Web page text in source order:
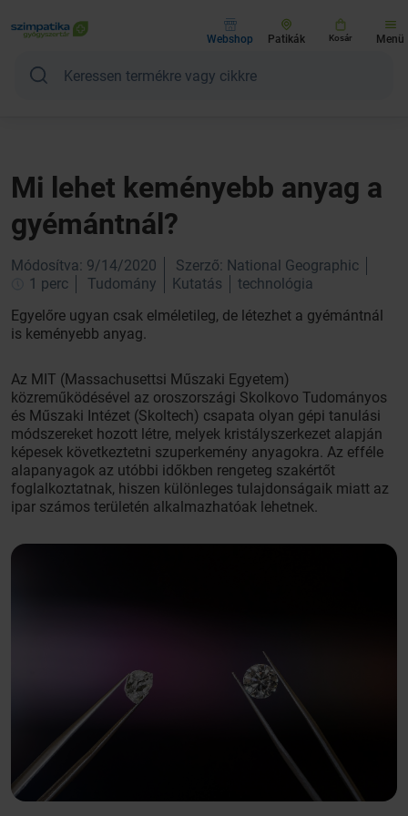
Webshop Patikák Kosár Menü
Mi lehet keményebb anyag a
gyémántnál?
Módosítva: 9/14/2020
Szerző: National Geographic
1 perc
Tudomány Kutatás
technológia
Egyelőre ugyan csak elméletileg, de létezhet a gyémántnál
is keményebb anyag.
Az MIT (Massachusettsi Műszaki Egyetem)
közreműködésével az oroszországi Skolkovo Tudományos
és Műszaki Intézet (Skoltech) csapata olyan gépi tanulási
módszereket hozott létre, melyek kristályszerkezet alapján
képesek következtetni szuperkemény anyagokra. Az efféle
alapanyagok az utóbbi időkben rengeteg szakértőt
foglalkoztatnak, hiszen különleges tulajdonságaik miatt az
ipar számos területén alkalmazhatóak lehetnek.